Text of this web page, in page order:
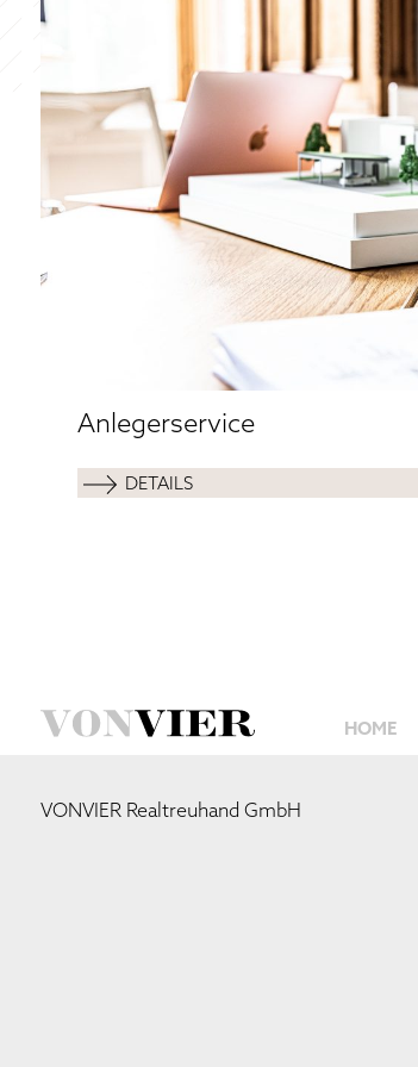
Anlegerservice
DETAILS
HOME
VONVIER Realtreuhand GmbH